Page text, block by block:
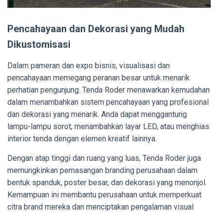
Pencahayaan dan Dekorasi yang Mudah
Dikustomisasi
Dalam pameran dan expo bisnis, visualisasi dan
pencahayaan memegang peranan besar untuk menarik
perhatian pengunjung. Tenda Roder menawarkan kemudahan
dalam menambahkan sistem pencahayaan yang profesional
dan dekorasi yang menarik. Anda dapat menggantung
lampu-lampu sorot, menambahkan layar LED, atau menghias
interior tenda dengan elemen kreatif lainnya.
Dengan atap tinggi dan ruang yang luas, Tenda Roder juga
memungkinkan pemasangan branding perusahaan dalam
bentuk spanduk, poster besar, dan dekorasi yang menonjol.
Kemampuan ini membantu perusahaan untuk memperkuat
citra brand mereka dan menciptakan pengalaman visual